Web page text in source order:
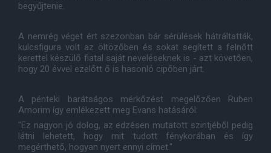
begyűjtenie.
A nemrég véget ért szezonban bár sérülések hátráltatták,
kulcsfigura volt az öltözőben és sokat segített a felnőtt
kerettel készülő fiatal saját neveléseknek is - azt követően,
hogy 20 évvel ezelőtt ő is hasonló cipőben járt.
A pénteki barátságos mérkőzést megelőzően Ruben
Amorim így emlékezett meg Evans hatásáról:
"Ez nagyon jó dolog, az edzésen mutatott szintjéből pedig
látni lehetett, hogy mit tudott fénykorában és így
megérthető, hogyan nyert ennyi címet."